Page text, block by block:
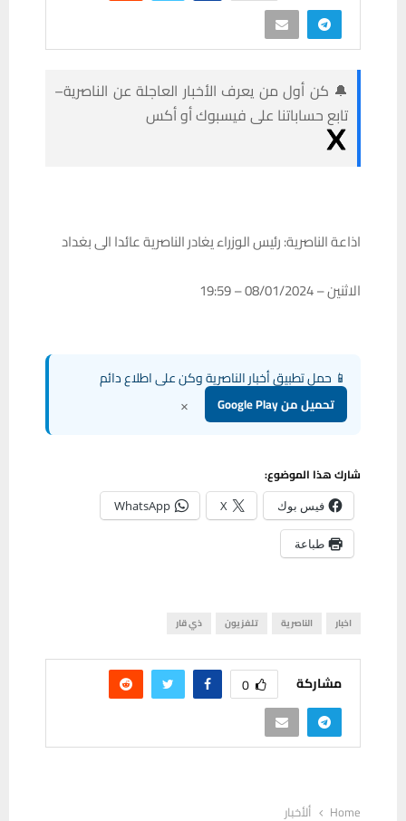
🔔 كن أول من يعرف الأخبار العاجلة عن الناصرية–
تابع حساباتنا على فيسبوك أو أكس
اذاعة الناصرية: رئيس الوزراء يغادر الناصرية عائدا الى بغداد
الاثنين – 08/01/2024 – 19:59
📱 حمل تطبيق أخبار الناصرية وكن على اطلاع دائم
تحميل من Google Play ×
شارك هذا الموضوع:
فيس بوك X
WhatsApp
طباعة
اخبار الناصرية تلفزيون ذي قار
مشاركة 0
Home
ألأخبار